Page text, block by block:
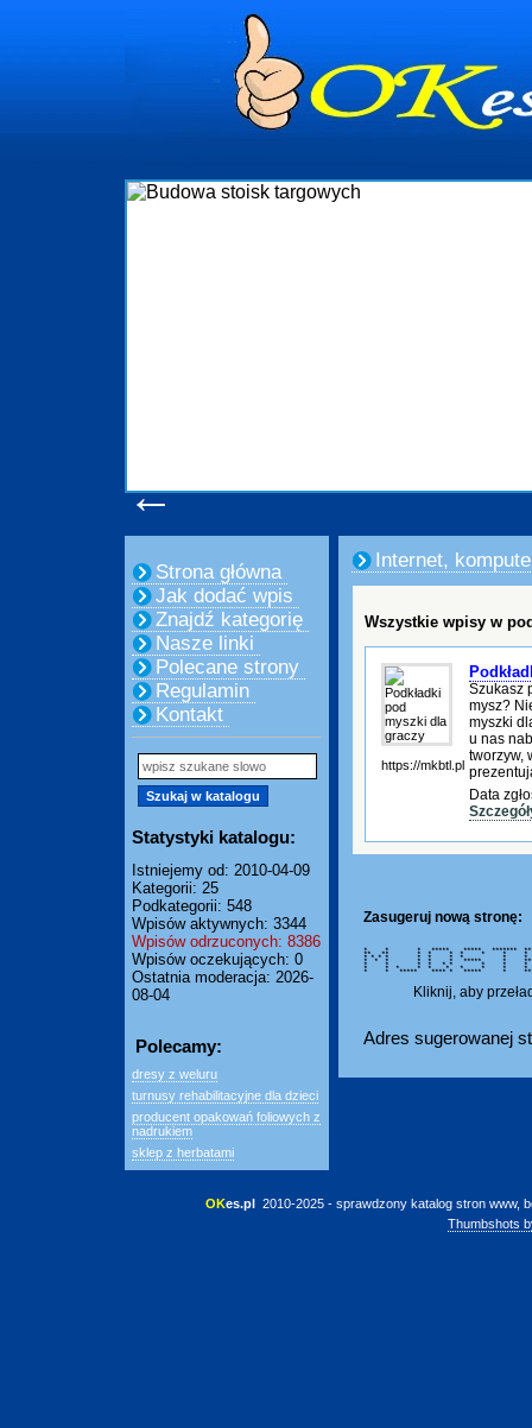
←
Strona główna
Jak dodać wpis
Znajdź kategorię
Nasze linki
Polecane strony
Regulamin
Kontakt
Statystyki katalogu:
Istniejemy od: 2010-04-09
Kategorii: 25
Podkategorii: 548
Wpisów aktywnych: 3344
Wpisów odrzuconych: 8386
Wpisów oczekujących: 0
Ostatnia moderacja: 2026-
08-04
Polecamy:
dresy z weluru
turnusy rehabilitacyjne dla dzieci
producent opakowań foliowych z
nadrukiem
sklep z herbatami
Internet,
Wszystkie wpisy w
https://mkbtl.pl
Szukasz
mysz?
myszki
u nas
tworzyw,
Data
Zasugeruj nową stronę:
* * * ***** ***** *******
** ** * * * * * *
* * * * * * * * *
* * * * * * ***** *
* * * * * * * * *
* * * * * * * * *
* * ***** **** * ***** *
Kliknij, aby
Adres sugerowanej
OKes.pl 2010-2025 - sprawdzony katalog stron www,
Thumbshots